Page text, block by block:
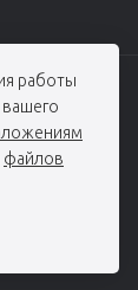
работы
файлов